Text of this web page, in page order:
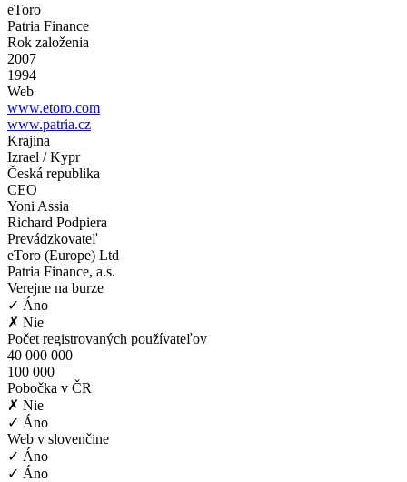
eToro
Patria Finance
Rok založenia
2007
1994
Web
www.etoro.com
www.patria.cz
Krajina
Izrael / Kypr
Česká republika
CEO
Yoni Assia
Richard Podpiera
Prevádzkovateľ
eToro (Europe) Ltd
Patria Finance, a.s.
Verejne na burze
✓ Áno
✗ Nie
Počet registrovaných používateľov
40 000 000
100 000
Pobočka v ČR
✗ Nie
✓ Áno
Web v slovenčine
✓ Áno
✓ Áno